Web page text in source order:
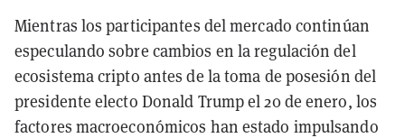
Mientras los participantes del mercado continúan
especulando sobre cambios en la regulación del
ecosistema cripto antes de la toma de posesión del
presidente electo Donald Trump el 20 de enero, los
factores macroeconómicos han estado impulsando